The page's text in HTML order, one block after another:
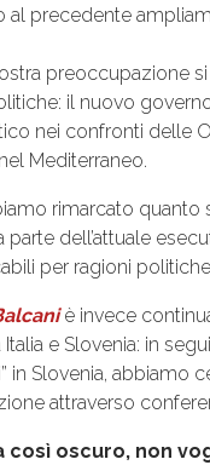
precedente
preoccupazione
il nuovo
nei confronti delle
Mediterraneo.
rimarcato quanto
dell’attuale
per ragioni
è invece
e Slovenia: in
in Slovenia, abbiamo
attraverso
così oscuro, non